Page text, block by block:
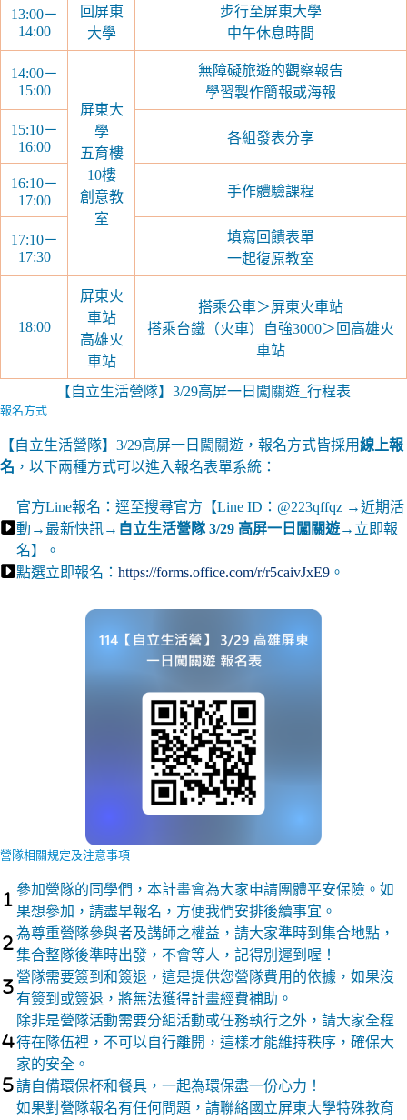
13:00－
14:00
回屏東
大學
步行至屏東大學
中午休息時間
14:00－
15:00
屏東大
學
五育樓
10樓
創意教
室
無障礙旅遊的觀察報告
學習製作簡報或海報
15:10－
16:00
各組發表分享
16:10－
17:00
手作體驗課程
17:10－
17:30
填寫回饋表單
一起復原教室
18:00
屏東火
車站
高雄火
車站
搭乘公車＞屏東火車站
搭乘台鐵（火車）自強3000＞回高雄火
車站
【自立生活營隊】3/29高屏一日闖關遊_行程表
報名方式
【自立生活營隊】3/29高屏一日闖關遊，報名方式皆採用線上報
名 ，以下兩種方式可以進入報名表單系統：
官方Line報名：逕至搜尋官方【Line ID：@223qffqz →近期活
動→最新快訊→ 自立生活營隊 3/29 高屏一日闖關遊→立即報
名】。
點選立即報名： https://forms.office.com/r/r5caivJxE9 。
營隊相關規定及注意事項
參加營隊的同學們，本計畫會為大家申請團體平安保險。如
果想參加，請盡早報名，方便我們安排後續事宜。
為尊重營隊參與者及講師之權益，請大家準時到集合地點，
集合整隊後準時出發，不會等人，記得別遲到喔！
營隊需要簽到和簽退，這是提供您營隊費用的依據，如果沒
有簽到或簽退，將無法獲得計畫經費補助。
除非是營隊活動需要分組活動或任務執行之外，請大家全程
待在隊伍裡，不可以自行離開，這樣才能維持秩序，確保大
家的安全。
請自備環保杯和餐具，一起為環保盡一份心力！
如果對營隊報名有任何問題，請聯絡國立屏東大學特殊教育